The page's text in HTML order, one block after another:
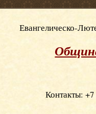
Евангелическо-
Контакты: +7